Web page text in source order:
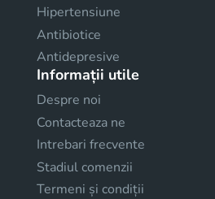
Hipertensiune
Antibiotice
Antidepresive
Informații utile
Despre noi
Contacteaza ne
Intrebari frecvente
Stadiul comenzii
Termeni și condiții